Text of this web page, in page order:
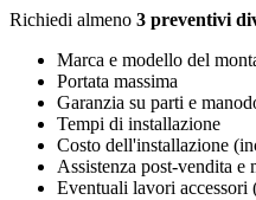
Richiedi almeno 3 preventivi
Marca e modello del
Portata massima
Garanzia su parti e
Tempi di installazione
Costo dell'installazione
Assistenza post-vendita e
Eventuali lavori accessori